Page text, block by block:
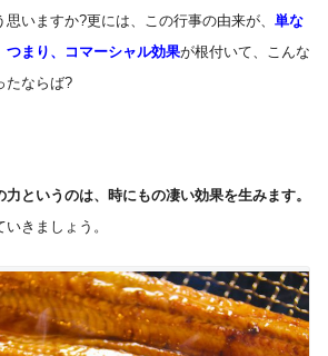
いますか?更には、この行事の由来が、 単な
つまり、コマーシャル効果が根付いて、こんな
たならば?
というのは、時にもの凄い効果を生みます。
きましょう。